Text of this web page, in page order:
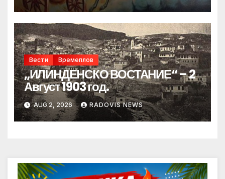
Вести Времеплов
„ИЛИНДЕНСКО ВОСТАНИЕ“ – 2
Август 1903 год.
AUG 2, 2026 RADOVIS NEWS